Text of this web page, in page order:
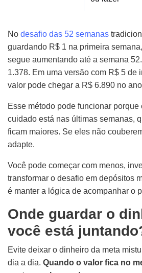
No desafio das 52 semanas
guardando R$ 1 na primeira
segue aumentando até a semana
1.378. Em uma versão com R$ 5 de
valor pode chegar a R$ 6.890 no
Esse método pode funcionar porque
cuidado está nas últimas semanas,
ficam maiores. Se eles não
adapte.
Você pode começar com menos,
transformar o desafio em depósitos
é manter a lógica de acompanhar o
Onde guardar o
você está
Evite deixar o dinheiro da meta
dia a dia. Quando o valor fica no